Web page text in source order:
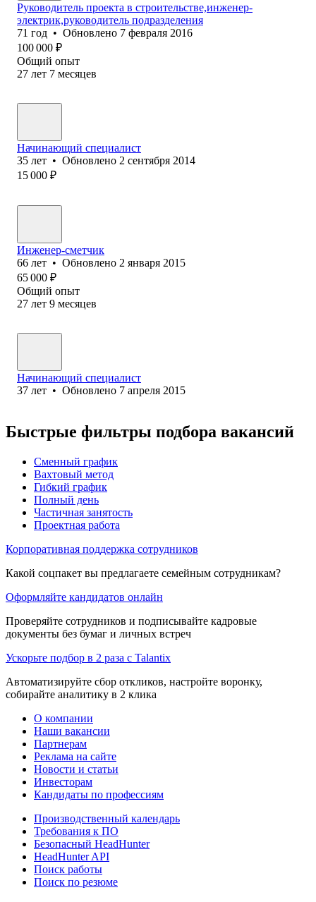
Руководитель проекта в строительстве,инженер-
электрик,руководитель подразделения
71 год • Обновлено 7 февраля 2016
100 000 ₽
Общий опыт
27 лет 7 месяцев
Начинающий специалист
35 лет • Обновлено 2 сентября 2014
15 000 ₽
Инженер-сметчик
66 лет • Обновлено 2 января 2015
65 000 ₽
Общий опыт
27 лет 9 месяцев
Начинающий специалист
37 лет • Обновлено 7 апреля 2015
Быстрые фильтры подбора вакансий
Сменный график
Вахтовый метод
Гибкий график
Полный день
Частичная занятость
Проектная работа
Корпоративная поддержка сотрудников
Какой соцпакет вы предлагаете семейным сотрудникам?
Оформляйте кандидатов онлайн
Проверяйте сотрудников и подписывайте кадровые
документы без бумаг и личных встреч
Ускорьте подбор в 2 раза с Talantix
Автоматизируйте сбор откликов, настройте воронку,
собирайте аналитику в 2 клика
О компании
Наши вакансии
Партнерам
Реклама на сайте
Новости и статьи
Инвесторам
Кандидаты по профессиям
Производственный календарь
Требования к ПО
Безопасный HeadHunter
HeadHunter API
Поиск работы
Поиск по резюме